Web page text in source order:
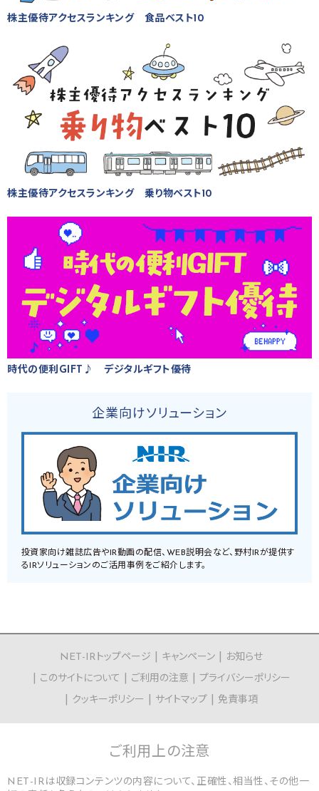
株主優待アクセスランキング 食品ベスト10
株主優待アクセスランキング 乗り物ベスト10
時代の便利GIFT♪ デジタルギフト優待
企業向けソリューション
投資家向け雑誌広告やIR動画の配信、WEB説明会など、野村IRが提供す
るIRソリューションのご活用事例をご紹介します。
NET-IRトップページ キャンペーン
お知らせ
このサイトについて
ご利用の注意
プライバシーポリシー
クッキーポリシー
サイトマップ 免責事項
ご利用上の注意
NET-IRは収録コンテンツの内容について、正確性、相当性、その他一